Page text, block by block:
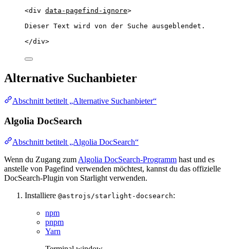
<div data-pagefind-ignore>
Dieser Text wird von der Suche ausgeblendet.
</div>
Alternative Suchanbieter
Abschnitt betitelt „Alternative Suchanbieter“
Algolia DocSearch
Abschnitt betitelt „Algolia DocSearch“
Wenn du Zugang zum Algolia DocSearch-Programm hast und es
anstelle von Pagefind verwenden möchtest, kannst du das offizielle
DocSearch-Plugin von Starlight verwenden.
Installiere @astrojs/starlight-docsearch:
npm
pnpm
Yarn